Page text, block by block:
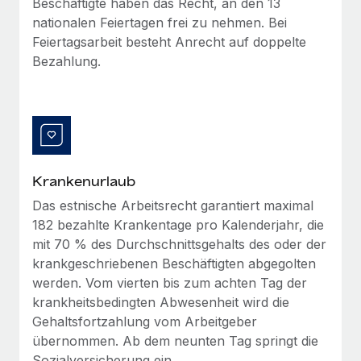
Niederlassungen
Mobilität und Relocation
Mühelose Relocation von Mitarbeiter:innen
Mühelose Verwaltung von Benefits
Management und Payroll
Reverse Tech auf einen Blick Das Gesundheits- und
Wellness-Startup Reverse Tech hat das globale...
Den Blog erkunden
Gusto und Zero und Contractor Management
Plus
aller Größen dabei unterstützen, die beste...
Mehr erfahren
Wie Phiture 55 Mitarbeiter:innen in 19 Ländern
mit Remote verwaltet
Phiture ist der unumstrittene Marktführer im Bereich der
Wachstumsberatung für mobile Apps. Das...
nationalen Feiertagen frei zu nehmen. Bei
Feiertagsarbeit besteht Anrecht auf doppelte
Bezahlung.
Krankenurlaub
Das estnische Arbeitsrecht garantiert maximal
182 bezahlte Krankentage pro Kalenderjahr, die
mit 70 % des Durchschnittsgehalts des oder der
krankgeschriebenen Beschäftigten abgegolten
werden. Vom vierten bis zum achten Tag der
krankheitsbedingten Abwesenheit wird die
Gehaltsfortzahlung vom Arbeitgeber
übernommen. Ab dem neunten Tag springt die